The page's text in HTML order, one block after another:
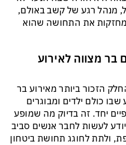
מנהל רגע של קשב באולם,
את התחושה שהוא
בר מצווה לאירוע
הזכור ביותר מאירוע בר
כולם ילדים ומבוגרים
יחד. זה בדיוק מה שמופע
יודע לעשות לחבר אנשים סביב
ולתת לחוגג תחושת ביטחון